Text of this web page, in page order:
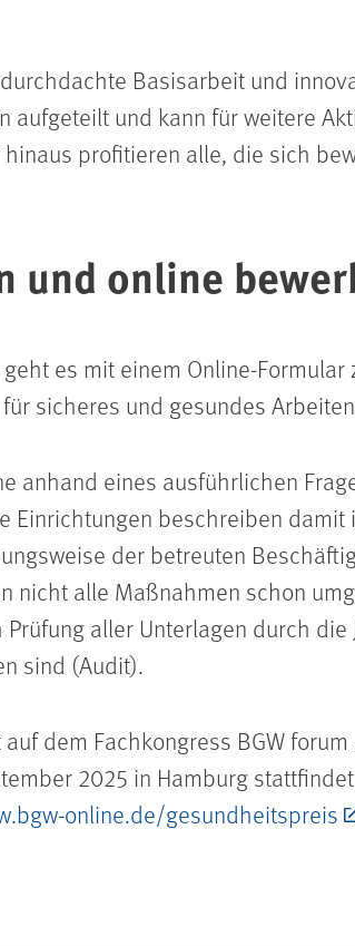
Basisarbeit und
aufgeteilt und kann für weitere
profitieren alle, die sich
und online
es mit einem Online-Formular
sicheres und gesundes
anhand eines ausführlichen
Einrichtungen beschreiben damit
der betreuten
nicht alle Maßnahmen schon
aller Unterlagen durch
sind (Audit).
dem Fachkongress BGW
2025 in Hamburg
online.de/gesundheitspreis